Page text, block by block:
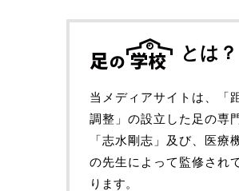
とは？
当メディアサイトは、「
調整」の設立した足の専
「志水剛志」及び、医療
の先生によって監修され
ります。